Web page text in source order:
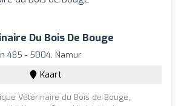
Du Bois De Bouge
485 - 5004, Namur
Kaart
Vétérinaire du Bois de Bouge,